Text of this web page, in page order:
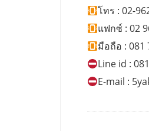
โทร : 02-
แฟกซ์ : 02
มือถือ : 081
Line id :
E-mail :